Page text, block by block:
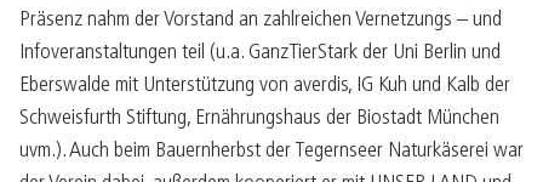
Präsenz nahm der Vorstand an zahlreichen Vernetzungs – und
Infoveranstaltungen teil (u.a. GanzTierStark der Uni Berlin und
Eberswalde mit Unterstützung von averdis, IG Kuh und Kalb der
Schweisfurth Stiftung, Ernährungshaus der Biostadt München
uvm.). Auch beim Bauernherbst der Tegernseer Naturkäserei war